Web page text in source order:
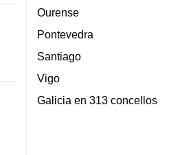
Ourense
Pontevedra
Santiago
Vigo
Galicia en 313 concellos